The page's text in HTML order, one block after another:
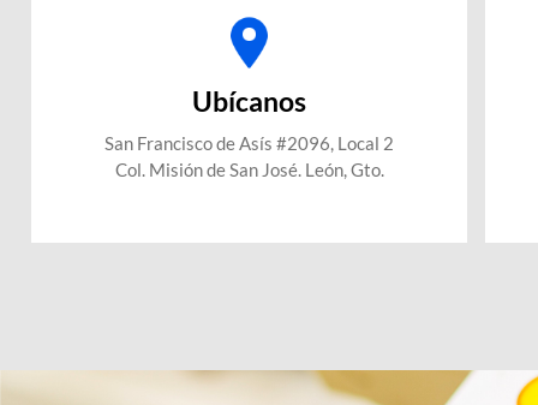
Ubícanos
San Francisco de Asís #2096, Local 2
Col. Misión de San José. León, Gto.